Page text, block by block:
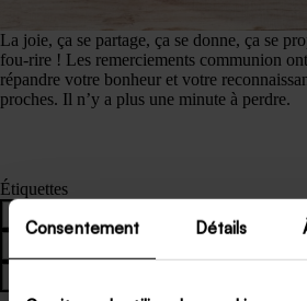
Consentement Détails
La joie, ça se partage, ça se donne, ça se
fou-rire ! Les remerciements communion
répandre votre bonheur et votre
proches. Il n’y a plus une minute à perdre.
Étiquettes
cadeau